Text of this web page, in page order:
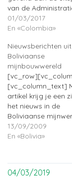
van de
Rechtbank van
de
Cajamarca
worden door de
burgemeester op
de laatste twee
van de maand.
verluidt zou het
stadsbestuur van
Cajamarca
01/03/2017
En «Colombia»
Nieuwsberichten
Boliviaanse
mijnbouwwereld
[vc_column_text]
artikel krijg je een
het nieuws in de
Boliviaanse
basis van de
nieuwsbrieven van
Hier volgt een
schets (in het
13/09/2009
En «Bolivia»
04/03/2019